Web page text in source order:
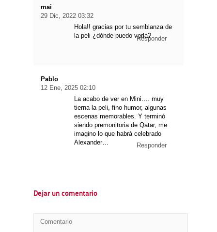
mai
29 Dic, 2022 03:32
Hola!! gracias por tu semblanza de
la peli ¿dónde puedo verla?Responder
Pablo
12 Ene, 2025 02:10
La acabo de ver en Mini…. muy
tierna la peli, fino humor, algunas
escenas memorables. Y terminó
siendo premonitoria de Qatar, me
imagino lo que habrá celebrado
Alexander…
Responder
Dejar un comentario